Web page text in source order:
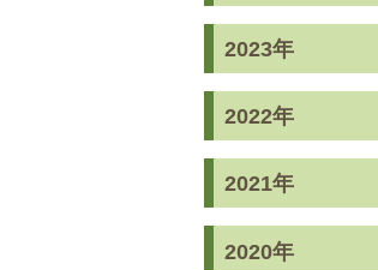
2023年
2022年
2021年
2020年